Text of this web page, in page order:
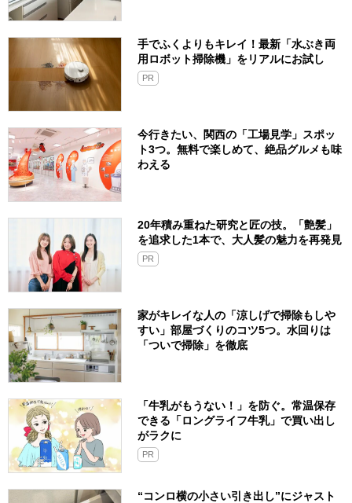
手でふくよりもキレイ！最新「水ぶき両
用ロボット掃除機」をリアルにお試し
PR
今行きたい、関西の「工場見学」スポッ
ト3つ。無料で楽しめて、絶品グルメも味
わえる
20年積み重ねた研究と匠の技。「艶髪」
を追求した1本で、大人髪の魅力を再発見
PR
家がキレイな人の「涼しげで掃除もしや
すい」部屋づくりのコツ5つ。水回りは
「ついで掃除」を徹底
「牛乳がもうない！」を防ぐ。常温保存
できる「ロングライフ牛乳」で買い出し
がラクに
PR
“コンロ横の小さい引き出し”にジャスト